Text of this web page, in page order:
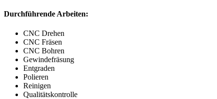
Durchführende Arbeiten:
CNC Drehen
CNC Fräsen
CNC Bohren
Gewindefräsung
Entgraden
Polieren
Reinigen
Qualitätskontrolle